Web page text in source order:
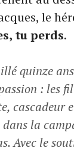
le
tu perds.
quinze
: les
la
Avec le